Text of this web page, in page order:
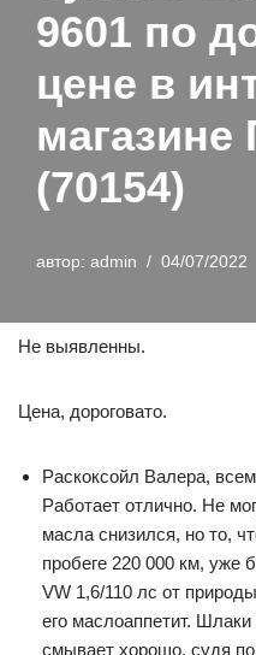
9601 по
цене в
магазине
(70154)
автор: admin 04/07/2022
Не выявленны.
Цена, дороговато.
Раскоксойл Валера,
Работает отлично. Не
масла снизился, но то,
пробеге 220 000 км, уже
VW 1,6/110 лс от
его маслоаппетит. Шлаки
смывает хорошо, судя